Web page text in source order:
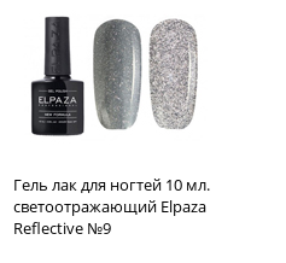
Гель лак для ногтей 10 мл.
светоотражающий Elpaza
Reflective №9